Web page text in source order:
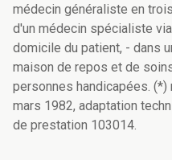
médecin généraliste en
d'un médecin spécialiste
domicile du patient, - dans
maison de repos et de
personnes handicapées.
mars 1982, adaptation
de prestation 103014.